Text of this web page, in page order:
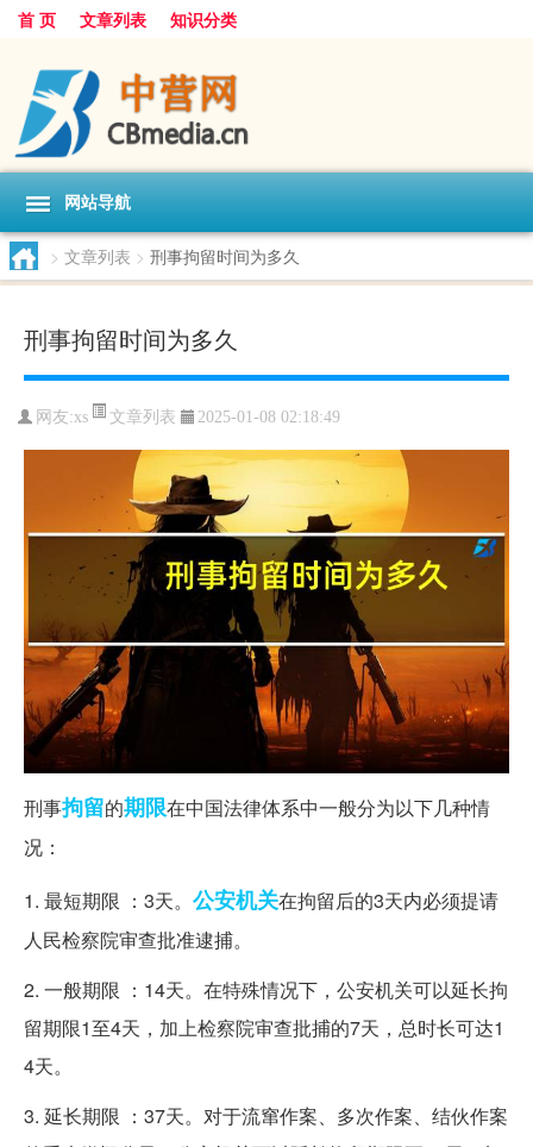
首 页 文章列表 知识分类
网站导航
> 文章列表 > 刑事拘留时间为多久
刑事拘留时间为多久
网友:xs 文章列表 2025-01-08 02:18:49
刑事拘留的期限在中国法律体系中一般分为以下几种情
况：
1. 最短期限 ：3天。 公安机关在拘留后的3天内必须提请
人民检察院审查批准逮捕。
2. 一般期限 ：14天。在特殊情况下，公安机关可以延长拘
留期限1至4天，加上检察院审查批捕的7天，总时长可达1
4天。
3. 延长期限 ：37天。对于流窜作案、多次作案、结伙作案